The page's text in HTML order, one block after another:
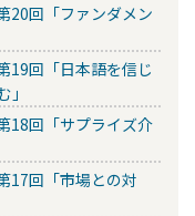
20回「ファンダメン
19回「日本語を信じ
18回「サプライズ介
17回「市場との対